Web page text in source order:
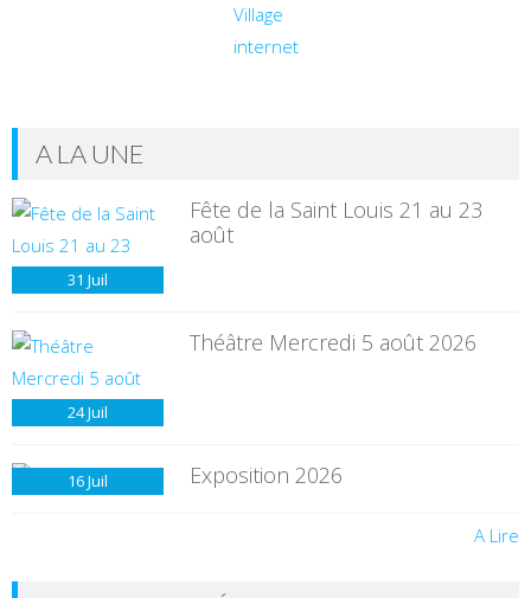
Village
internet
A LA UNE
31 Juil
Fête de la Saint Louis 21 au 23
août
24Juil
Théâtre Mercredi 5 août 2026
16Juil Exposition 2026
A Lire